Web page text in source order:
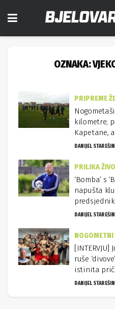
OZNAKA:
PRIPREME
kilometre;
Kapetane,
DANIJEL
PRILIKA
‘Bomba’ s
napušta
DANIJEL
ruše
istinita
DANIJEL